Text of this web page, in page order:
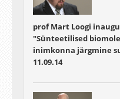
prof Mart Loogi
"Sünteetilised
inimkonna järgmine
11.09.14